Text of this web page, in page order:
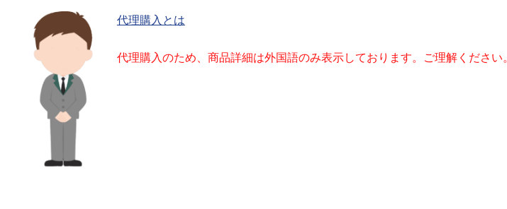
代理購入とは
代理購入のため、商品詳細は外国語のみ表示しております。ご理解ください。